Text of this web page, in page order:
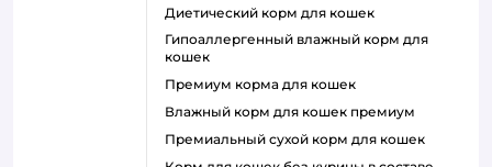
диетический корм для кошек
гипоаллергенный влажный корм для
кошек
премиум корма для кошек
влажный корм для кошек премиум
премиальный сухой корм для кошек